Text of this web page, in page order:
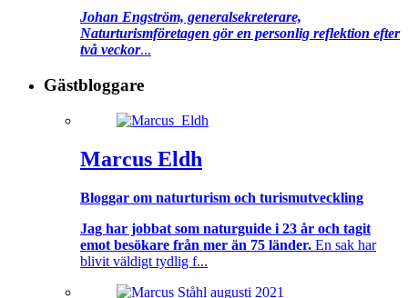
Johan Engström, generalsekreterare,
Naturturismföretagen gör en personlig reflektion efter
två veckor...
Gästbloggare
Marcus Eldh
Bloggar om naturturism och turismutveckling
Jag har jobbat som naturguide i 23 år och tagit
emot besökare från mer än 75 länder. En sak har
blivit väldigt tydlig f...